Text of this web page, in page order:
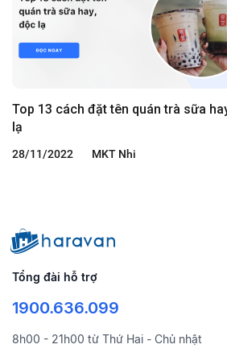
Top 13 cách đặt tên quán trà sữa
lạ
28/11/2022 MKT Nhi
Tổng đài hỗ trợ
1900.636.099
8h00 - 21h00 từ Thứ Hai - Chủ nhật